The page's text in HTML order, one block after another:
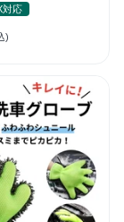
式フォームスプ
(コピー)
対応
)